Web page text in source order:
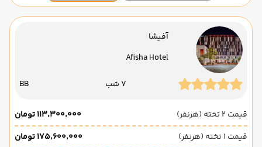
آفیشا
Afisha Hotel
7 شب BB
قیمت 2 تخته (هرنفر)
۱۱۳٬۳۰۰٬۰۰۰ تومان
قیمت 1 تخته (هرنفر)
۱۷۵٬۶۰۰٬۰۰۰ تومان